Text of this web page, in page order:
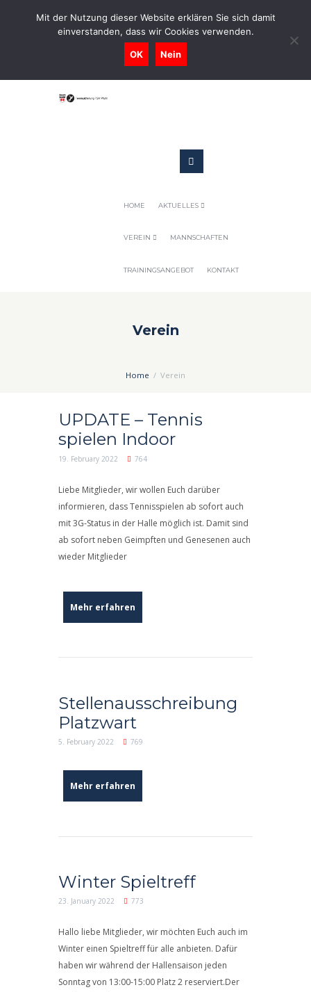
0731-9716400
Geschaeftsstelle@tennis-tsv-pfuhl.de
HOME AKTUELLES
VEREIN MANNSCHAFTEN
TRAININGSANGEBOT KONTAKT
Verein
Home Verein
UPDATE – Tennis
spielen Indoor
19. February 2022 764
Liebe Mitglieder, wir wollen Euch darüber
informieren, dass Tennisspielen ab sofort auch
mit 3G-Status in der Halle möglich ist. Damit sind
ab sofort neben Geimpften und Genesenen auch
wieder Mitglieder
Mehr erfahren
Stellenausschreibung
Platzwart
5. February 2022 769
Mehr erfahren
Winter Spieltreff
23. January 2022 773
Hallo liebe Mitglieder, wir möchten Euch auch im
Winter einen Spieltreff für alle anbieten. Dafür
haben wir während der Hallensaison jeden
Sonntag von 13:00-15:00 Platz 2 reserviert.Der
Mit der Nutzung dieser Website erklären Sie sich damit
einverstanden, dass wir Cookies verwenden.
OK Nein